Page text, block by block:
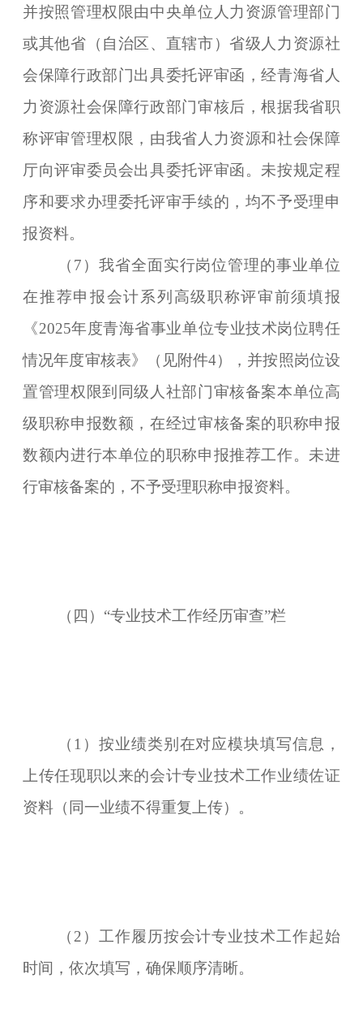
并按照管理权限由中央单位人力资源管理部门
或其他省（自治区、直辖市）省级人力资源社
会保障行政部门出具委托评审函，经青海省人
力资源社会保障行政部门审核后，根据我省职
称评审管理权限，由我省人力资源和社会保障
厅向评审委员会出具委托评审函。未按规定程
序和要求办理委托评审手续的，均不予受理申
报资料。
（7）我省全面实行岗位管理的事业单位
在推荐申报会计系列 高级职称评审前须填报
《2025年度青海省事业单位专业技术岗位聘任
情况年度审核表》（见附件4），并按照岗位设
置管理权限到同级人社部门审核备案本单位高
级职称申报数额，在经过审核备案的职称申报
数额内进行本单位的职称申报推荐工作。未进
行审核备案的，不予受理职称申报资料。
（四）“专业技术工作经历审查”栏
（1）按业绩类别在对应模块填写信息，
上传任现职以来的会计专业技术工作业绩佐证
资料（同一业绩不得重复上传）。
（2）工作履历按会计专业技术工作起始
时间，依次填写，确保顺序清晰。